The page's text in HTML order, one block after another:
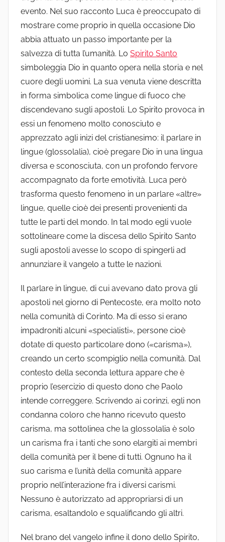
evento. Nel suo racconto Luca è preoccupato di
mostrare come proprio in quella occasione Dio
abbia attuato un passo importante per la
salvezza di tutta l’umanità. Lo Spirito Santo
simboleggia Dio in quanto opera nella storia e nel
cuore degli uomini. La sua venuta viene descritta
in forma simbolica come lingue di fuoco che
discendevano sugli apostoli. Lo Spirito provoca in
essi un fenomeno molto conosciuto e
apprezzato agli inizi del cristianesimo: il parlare in
lingue (glossolalia), cioè pregare Dio in una lingua
diversa e sconosciuta, con un profondo fervore
accompagnato da forte emotività. Luca però
trasforma questo fenomeno in un parlare «altre»
lingue, quelle cioè dei presenti provenienti da
tutte le parti del mondo. In tal modo egli vuole
sottolineare come la discesa dello Spirito Santo
sugli apostoli avesse lo scopo di spingerli ad
annunziare il vangelo a tutte le nazioni.
Il parlare in lingue, di cui avevano dato prova gli
apostoli nel giorno di Pentecoste, era molto noto
nella comunità di Corinto. Ma di esso si erano
impadroniti alcuni «specialisti», persone cioè
dotate di questo particolare dono («carisma»),
creando un certo scompiglio nella comunità. Dal
contesto della seconda lettura appare che è
proprio l’esercizio di questo dono che Paolo
intende correggere. Scrivendo ai corinzi, egli non
condanna coloro che hanno ricevuto questo
carisma, ma sottolinea che la glossolalia è solo
un carisma fra i tanti che sono elargiti ai membri
della comunità per il bene di tutti. Ognuno ha il
suo carisma e l’unità della comunità appare
proprio nell’interazione fra i diversi carismi.
Nessuno è autorizzato ad appropriarsi di un
carisma, esaltandolo e squalificando gli altri.
Nel brano del vangelo infine il dono dello Spirito,